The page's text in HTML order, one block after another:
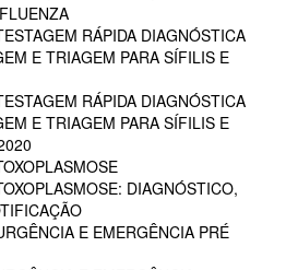
RÁPIDA DIAGNÓSTICA
E TRIAGEM PARA SÍFILIS E
RÁPIDA DIAGNÓSTICA
E TRIAGEM PARA SÍFILIS E
DIAGNÓSTICO,
E EMERGÊNCIA PRÉ